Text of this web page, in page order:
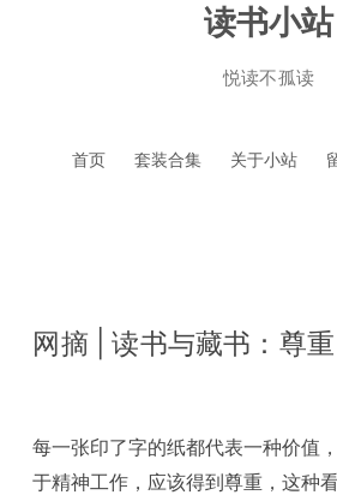
读书小站
悦读不孤读
首页 套装合集 关于小站
网摘 | 读书与藏书：尊
每一张印了字的纸都代表一种价值
于精神工作，应该得到尊重，这种